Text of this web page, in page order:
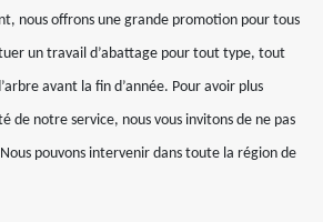
nous offrons une grande promotion pour tous
un travail d’abattage pour tout type, tout
avant la fin d’année. Pour avoir plus
de notre service, nous vous invitons de ne pas
pouvons intervenir dans toute la région de